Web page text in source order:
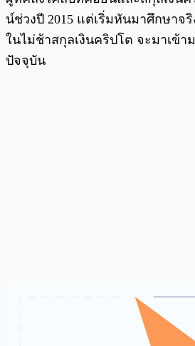
น์ช่วงปี 2015 แต่เริ่มหันมาศึกษาจริ
ในไม่ช้าสกุลเงินคริปโต จะมาเข้า
ปัจจุบัน